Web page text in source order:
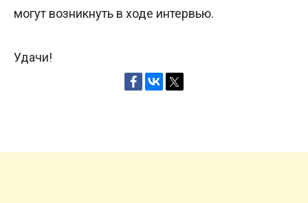
могут возникнуть в ходе интервью.
Удачи!